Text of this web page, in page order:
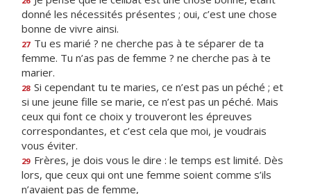
donné les nécessités présentes ; oui, c’est une chose
bonne de vivre ainsi.
27 Tu es marié ? ne cherche pas à te séparer de ta
femme. Tu n’as pas de femme ? ne cherche pas à te
marier.
28 Si cependant tu te maries, ce n’est pas un péché ; et
si une jeune fille se marie, ce n’est pas un péché. Mais
ceux qui font ce choix y trouveront les épreuves
correspondantes, et c’est cela que moi, je voudrais
vous éviter.
29 Frères, je dois vous le dire : le temps est limité. Dès
lors, que ceux qui ont une femme soient comme s’ils
n’avaient pas de femme,